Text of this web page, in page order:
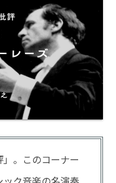
。このコーナー